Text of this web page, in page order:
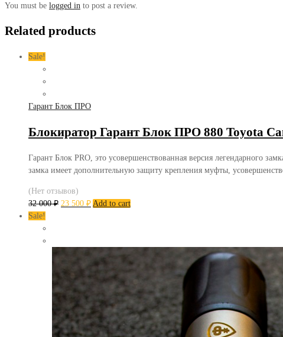
You must be logged in to post a review.
Related products
Sale!
Гарант Блок ПРО
Блокиратор Гарант Блок ПРО 880 Toyota
Гарант Блок PRO, это усовершенствованная версия легендарного
замка имеет дополнительную защиту крепления муфты,
(Нет отзывов)
32 000₽ 23 500 ₽ Add to cart
Sale!